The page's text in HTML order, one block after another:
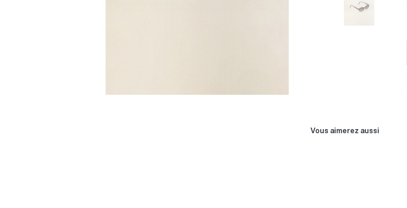
Vous aimerez aussi
384,00 €